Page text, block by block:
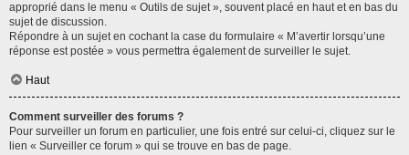
approprié dans le menu « Outils de sujet », souvent placé en haut et en bas du
sujet de discussion.
Répondre à un sujet en cochant la case du formulaire « M’avertir lorsqu’une
réponse est postée » vous permettra également de surveiller le sujet.
Haut
Comment surveiller des forums ?
Pour surveiller un forum en particulier, une fois entré sur celui-ci, cliquez sur le
lien « Surveiller ce forum » qui se trouve en bas de page.